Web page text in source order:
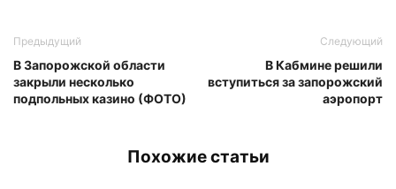
Предыдущий
В Запорожской области
закрыли несколько
подпольных казино (ФОТО)
Следующий
В Кабмине решили
вступиться за запорожский
аэропорт
Похожие статьи